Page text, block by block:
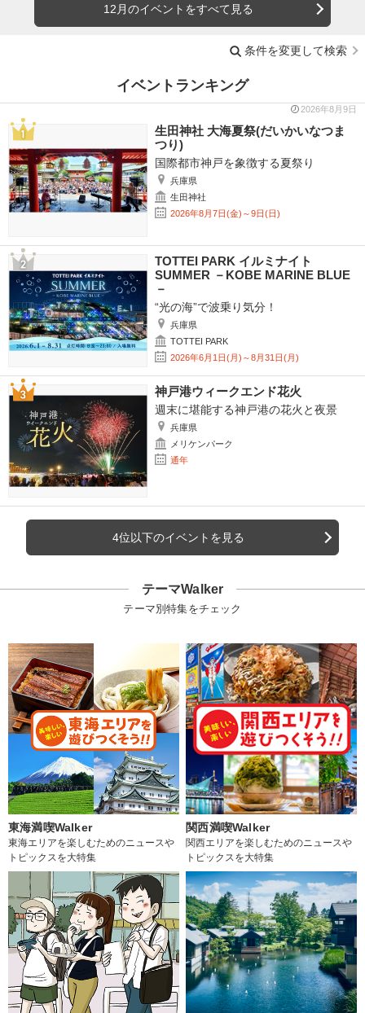
12月のイベントをすべて見る
条件を変更して検索
イベントランキング
2026年8月9日
生田神社 大海夏祭(だいかいなつま
つり)
国際都市神戸を象徴する夏祭り
兵庫県
生田神社
2026年8月7日(金)～9日(日)
TOTTEI PARK イルミナイト
SUMMER －KOBE MARINE BLUE
－
“光の海”で波乗り気分！
兵庫県
TOTTEI PARK
2026年6月1日(月)～8月31日(月)
神戸港ウィークエンド花火
週末に堪能する神戸港の花火と夜景
兵庫県
メリケンパーク
通年
4位以下のイベントを見る
テーマWalker
テーマ別特集をチェック
東海満喫Walker
東海エリアを楽しむためのニュースや
トピックスを大特集
関西満喫Walker
関西エリアを楽しむためのニュースや
トピックスを大特集